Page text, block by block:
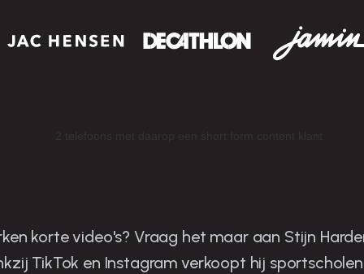
is de man in zijn niche
korte video's? Vraag het maar aan Stijn
TikTok en Instagram verkoopt hij